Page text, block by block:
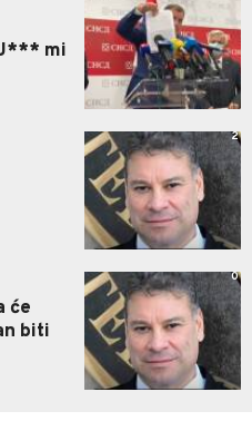
mi
2
će
biti
0